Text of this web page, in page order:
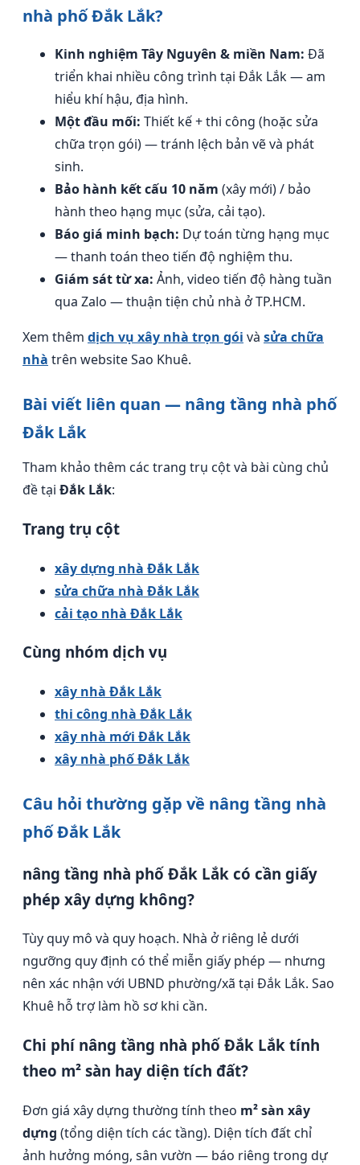
nhà phố Đắk Lắk?
Kinh nghiệm Tây Nguyên & miền Nam: Đã
triển khai nhiều công trình tại Đắk Lắk — am
hiểu khí hậu, địa hình.
Một đầu mối: Thiết kế + thi công (hoặc sửa
chữa trọn gói) — tránh lệch bản vẽ và phát
sinh.
Bảo hành kết cấu 10 năm (xây mới) / bảo
hành theo hạng mục (sửa, cải tạo).
Báo giá minh bạch: Dự toán từng hạng mục
— thanh toán theo tiến độ nghiệm thu.
Giám sát từ xa: Ảnh, video tiến độ hàng tuần
qua Zalo — thuận tiện chủ nhà ở TP.HCM.
Xem thêm dịch vụ xây nhà trọn gói và sửa chữa
nhà trên website Sao Khuê.
Bài viết liên quan — nâng tầng nhà phố
Đắk Lắk
Tham khảo thêm các trang trụ cột và bài cùng chủ
đề tại Đắk Lắk:
Trang trụ cột
xây dựng nhà Đắk Lắk
sửa chữa nhà Đắk Lắk
cải tạo nhà Đắk Lắk
Cùng nhóm dịch vụ
xây nhà Đắk Lắk
thi công nhà Đắk Lắk
xây nhà mới Đắk Lắk
xây nhà phố Đắk Lắk
Câu hỏi thường gặp về nâng tầng nhà
phố Đắk Lắk
nâng tầng nhà phố Đắk Lắk có cần giấy
phép xây dựng không?
Tùy quy mô và quy hoạch. Nhà ở riêng lẻ dưới
ngưỡng quy định có thể miễn giấy phép — nhưng
nên xác nhận với UBND phường/xã tại Đắk Lắk. Sao
Khuê hỗ trợ làm hồ sơ khi cần.
Chi phí nâng tầng nhà phố Đắk Lắk tính
theo m² sàn hay diện tích đất?
Đơn giá xây dựng thường tính theo m² sàn xây
dựng (tổng diện tích các tầng). Diện tích đất chỉ
ảnh hưởng móng, sân vườn — báo riêng trong dự